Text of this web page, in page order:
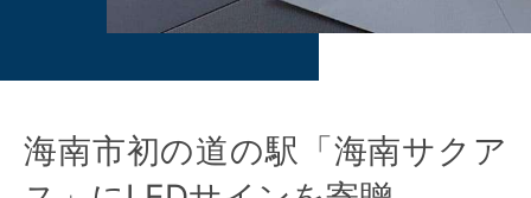
海南市初の道の駅「海南サクア